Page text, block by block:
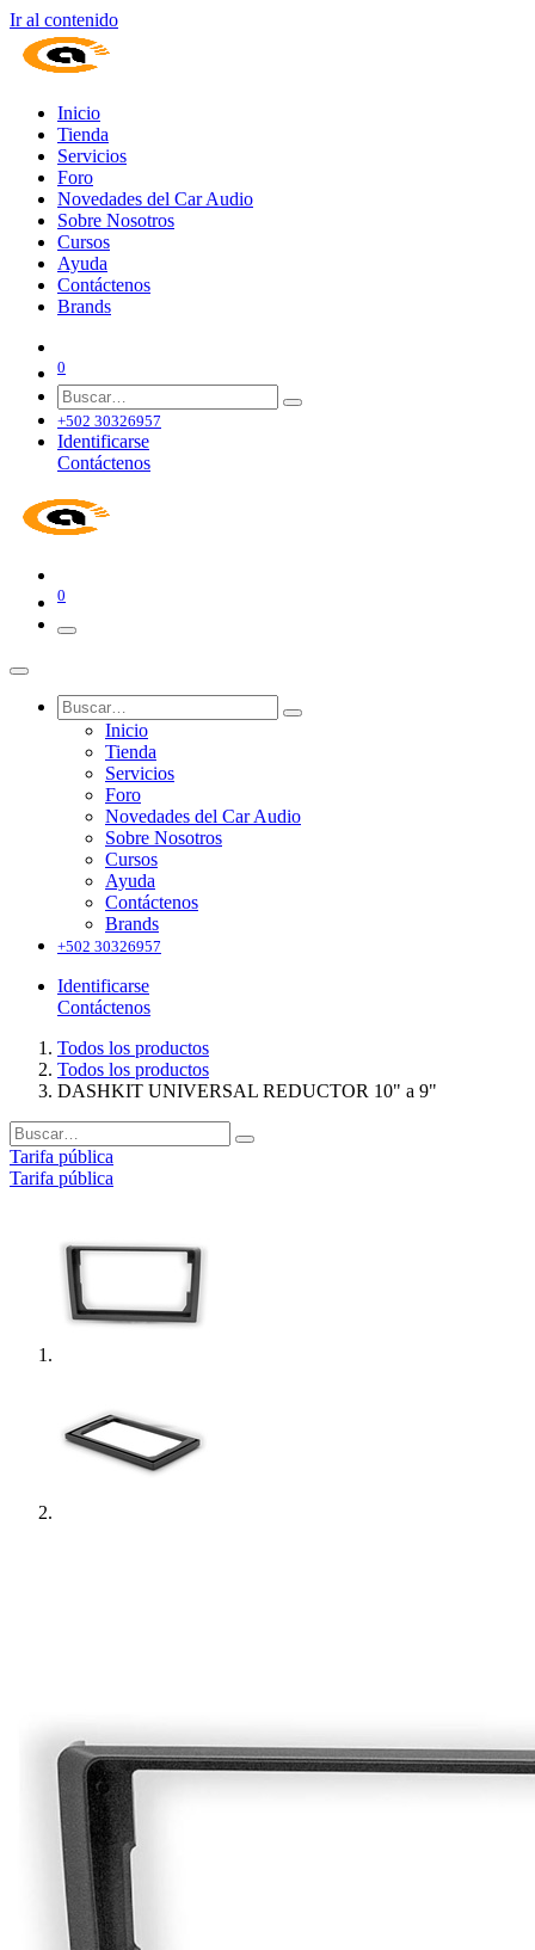
Ir al contenido
Inicio
Tienda
Servicios
Foro
Novedades del Car Audio
Sobre Nosotros
Cursos
Ayuda
Contáctenos
Brands
0
+502 30326957
Identificarse
Contáctenos
0
Inicio
Tienda
Servicios
Foro
Novedades del Car Audio
Sobre Nosotros
Cursos
Ayuda
Contáctenos
Brands
+502 30326957
Identificarse
Contáctenos
Todos los productos
Todos los productos
DASHKIT UNIVERSAL REDUCTOR 10" a 9"
Tarifa pública
Tarifa pública